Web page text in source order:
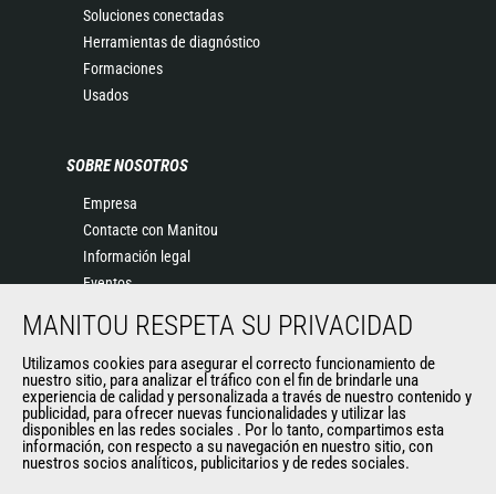
Soluciones conectadas
Herramientas de diagnóstico
Formaciones
Usados
SOBRE NOSOTROS
Empresa
Contacte con Manitou
Información legal
Eventos
Historia
General Terms and Conditions of Sale
OTROS SITIOS DEL GRUPO
Manitou Group
MANITOU RESPETA SU PRIVACIDAD
Utilizamos cookies para asegurar el correcto funcionamiento de
nuestro sitio, para analizar el tráfico con el fin de brindarle una
experiencia de calidad y personalizada a través de nuestro contenido y
publicidad, para ofrecer nuevas funcionalidades y utilizar las
disponibles en las redes sociales . Por lo tanto, compartimos esta
información, con respecto a su navegación en nuestro sitio, con
nuestros socios analíticos, publicitarios y de redes sociales.